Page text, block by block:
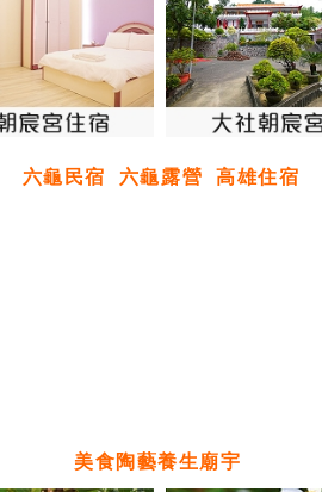
六龜民宿 六龜露營 高雄住宿
美食陶藝養生廟宇